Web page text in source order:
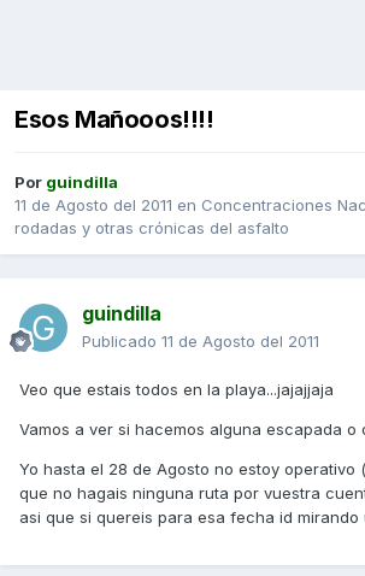
Esos Mañooos!!!!
Por guindilla
11 de Agosto del 2011 en Concentraciones
rodadas y otras crónicas del asfalto
guindilla
Publicado 11 de Agosto del 2011
Veo que estais todos en la playa...jajajjaja
Vamos a ver si hacemos alguna escapada o
Yo hasta el 28 de Agosto no estoy operativo
que no hagais ninguna ruta por vuestra
asi que si quereis para esa fecha id mirando